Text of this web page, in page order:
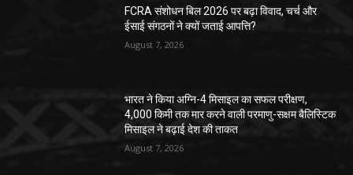
FCRA संशोधन बिल 2026 पर बढ़ा विवाद, चर्च और
ईसाई संगठनों ने क्यों जताई आपत्ति?
August 7, 2026
भारत ने किया अग्नि-4 मिसाइल का सफल परीक्षण,
4,000 किमी तक मार करने वाली परमाणु-सक्षम बैलिस्टिक
मिसाइल ने बढ़ाई देश की ताकत
August 7, 2026